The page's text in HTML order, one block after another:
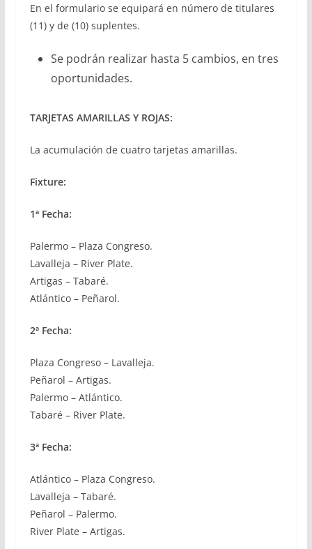
En el formulario se equipará en número de titulares
(11) y de (10) suplentes.
Se podrán realizar hasta 5 cambios, en tres
oportunidades.
TARJETAS AMARILLAS Y ROJAS:
La acumulación de cuatro tarjetas amarillas.
Fixture:
1ª Fecha:
Palermo – Plaza Congreso.
Lavalleja – River Plate.
Artigas – Tabaré.
Atlántico – Peñarol.
2ª Fecha:
Plaza Congreso – Lavalleja.
Peñarol – Artigas.
Palermo – Atlántico.
Tabaré – River Plate.
3ª Fecha:
Atlántico – Plaza Congreso.
Lavalleja – Tabaré.
Peñarol – Palermo.
River Plate – Artigas.